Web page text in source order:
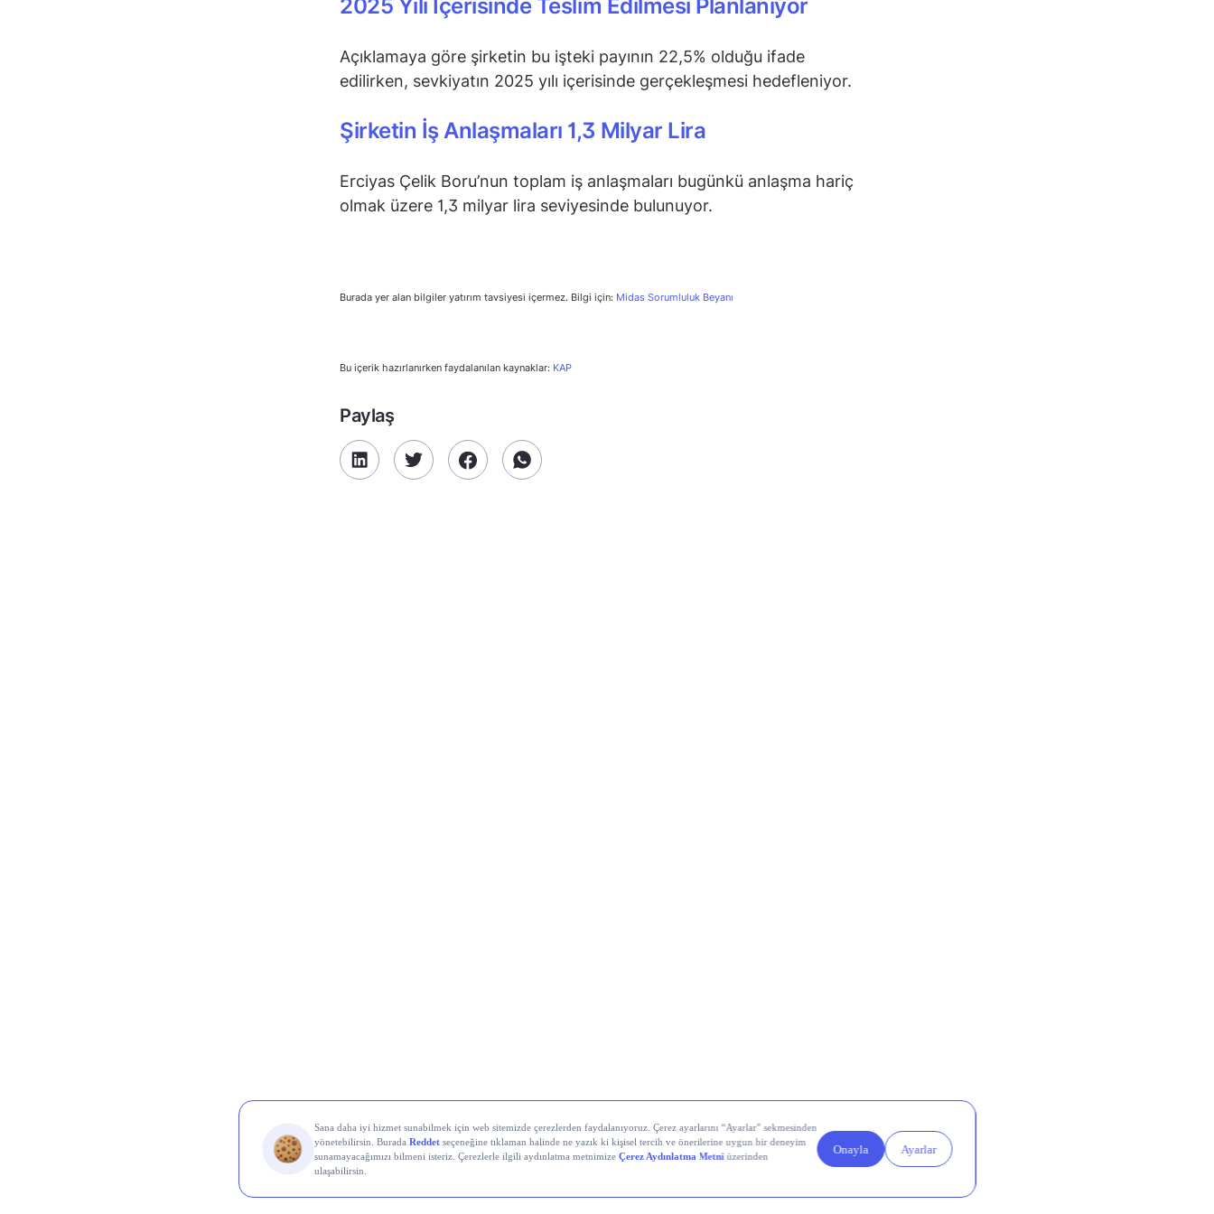
2025 Yılı İçerisinde Teslim Edilmesi Planlanıyor
Açıklamaya göre şirketin bu işteki payının 22,5% olduğu ifade
edilirken, sevkiyatın 2025 yılı içerisinde gerçekleşmesi hedefleniyor.
Şirketin İş Anlaşmaları 1,3 Milyar Lira
Erciyas Çelik Boru’nun toplam iş anlaşmaları bugünkü anlaşma hariç
olmak üzere 1,3 milyar lira seviyesinde bulunuyor.
Burada yer alan bilgiler yatırım tavsiyesi içermez. Bilgi için: Midas Sorumluluk Beyanı
Bu içerik hazırlanırken faydalanılan kaynaklar: KAP
Paylaş